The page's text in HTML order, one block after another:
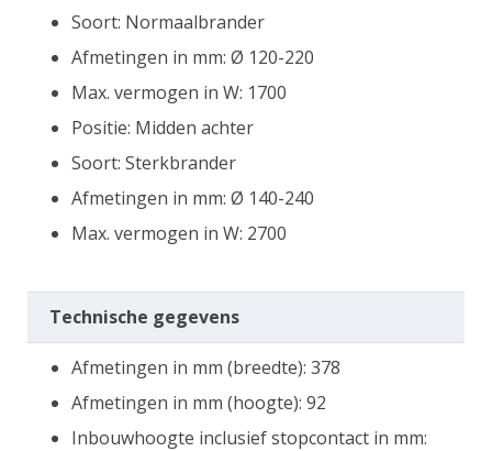
Soort: Normaalbrander
Afmetingen in mm: Ø 120-220
Max. vermogen in W: 1700
Positie: Midden achter
Soort: Sterkbrander
Afmetingen in mm: Ø 140-240
Max. vermogen in W: 2700
Technische gegevens
Afmetingen in mm (breedte): 378
Afmetingen in mm (hoogte): 92
Inbouwhoogte inclusief stopcontact in mm: